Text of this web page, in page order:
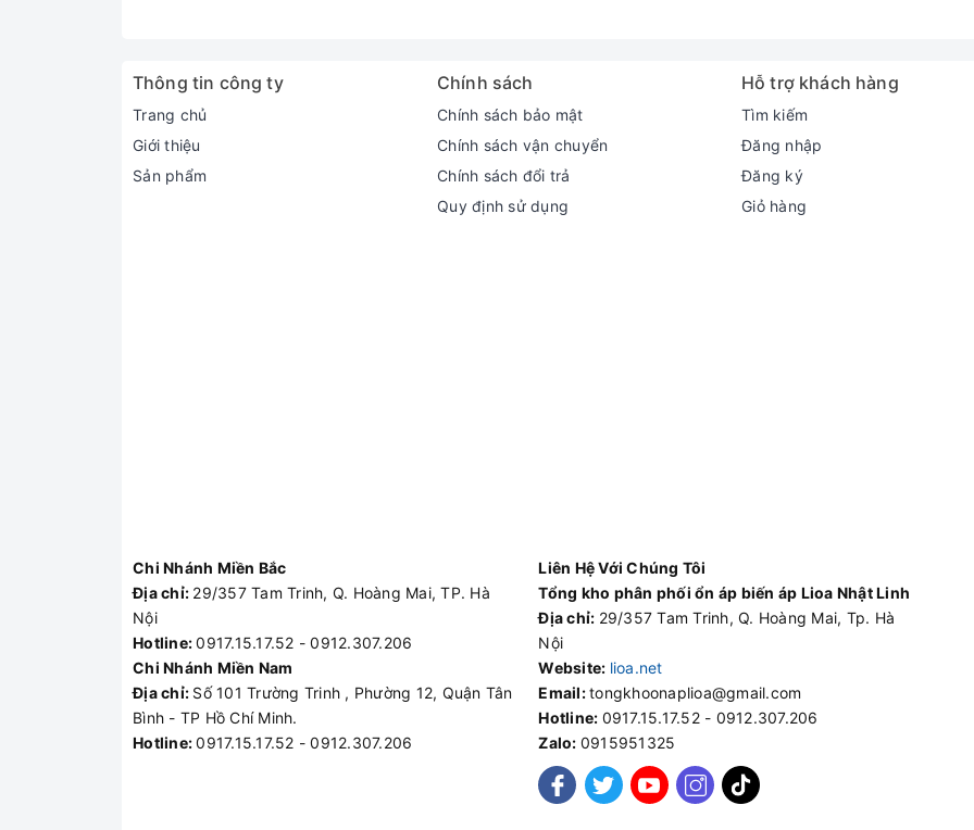
Thông tin công ty
Trang chủ
Giới thiệu
Sản phẩm
Chính sách
Chính sách bảo mật
Chính sách vận chuyển
Chính sách đổi trả
Quy định sử dụng
Hỗ trợ khách hàng
Tìm kiếm
Đăng nhập
Đăng ký
Giỏ hàng
Chi Nhánh Miền Bắc
Địa chỉ: 29/357 Tam Trinh, Q. Hoàng Mai, TP. Hà
Nội
Hotline:0917.15.17.52 - 0912.307.206
Chi Nhánh Miền Nam
Địa chỉ: Số 101 Trường Trinh , Phường 12, Quận Tân
Bình - TP Hồ Chí Minh.
Hotline:0917.15.17.52 - 0912.307.206
Liên Hệ Với Chúng Tôi
Tổng kho phân phối ổn áp biến áp Lioa Nhật Linh
Địa chỉ: 29/357 Tam Trinh, Q. Hoàng Mai, Tp. Hà
Nội
Website: lioa.net
Email:tongkhoonaplioa@gmail.com
Hotline: 0917.15.17.52 - 0912.307.206
Zalo: 0915951325